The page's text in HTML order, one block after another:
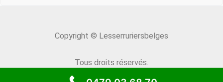
Copyright © Lesserruriersbelges
Tous droits réservés.